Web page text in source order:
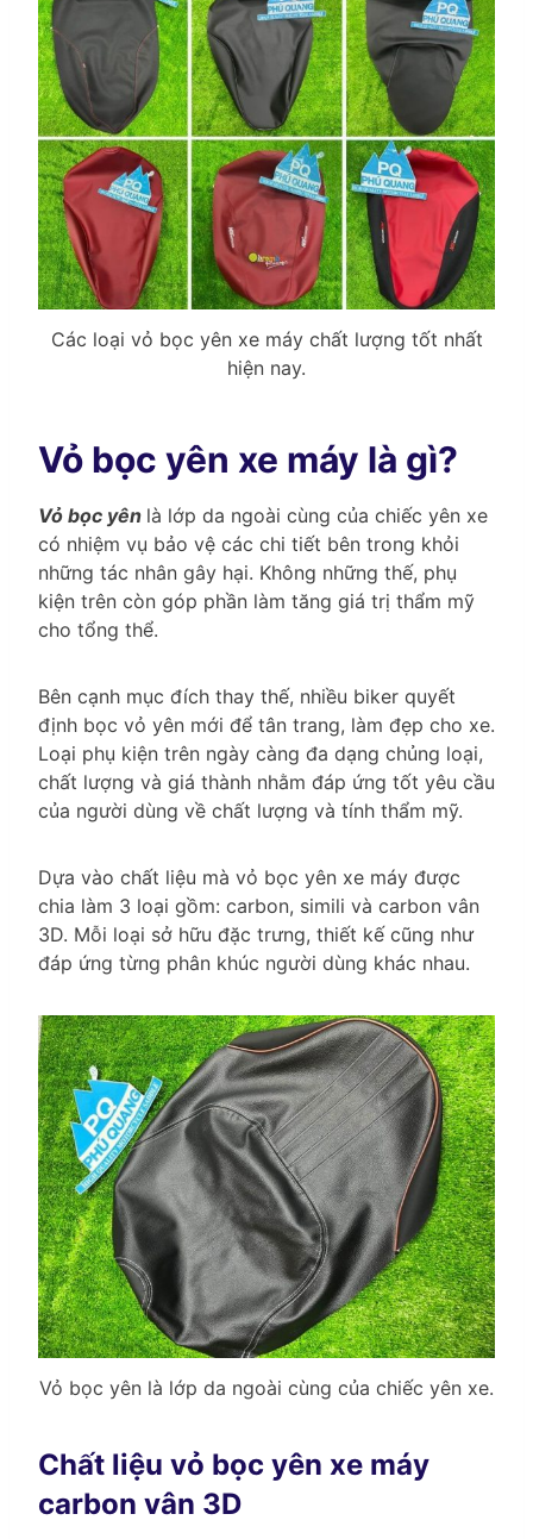
Các loại vỏ bọc yên xe máy chất lượng tốt nhất
hiện nay.
Vỏ bọc yên xe máy là gì?
Vỏ bọc yên là lớp da ngoài cùng của chiếc yên xe
có nhiệm vụ bảo vệ các chi tiết bên trong khỏi
những tác nhân gây hại. Không những thế, phụ
kiện trên còn góp phần làm tăng giá trị thẩm mỹ
cho tổng thể.
Bên cạnh mục đích thay thế, nhiều biker quyết
định bọc vỏ yên mới để tân trang, làm đẹp cho xe.
Loại phụ kiện trên ngày càng đa dạng chủng loại,
chất lượng và giá thành nhằm đáp ứng tốt yêu cầu
của người dùng về chất lượng và tính thẩm mỹ.
Dựa vào chất liệu mà vỏ bọc yên xe máy được
chia làm 3 loại gồm: carbon, simili và carbon vân
3D. Mỗi loại sở hữu đặc trưng, thiết kế cũng như
đáp ứng từng phân khúc người dùng khác nhau.
Vỏ bọc yên là lớp da ngoài cùng của chiếc yên xe.
Chất liệu vỏ bọc yên xe máy
carbon vân 3D